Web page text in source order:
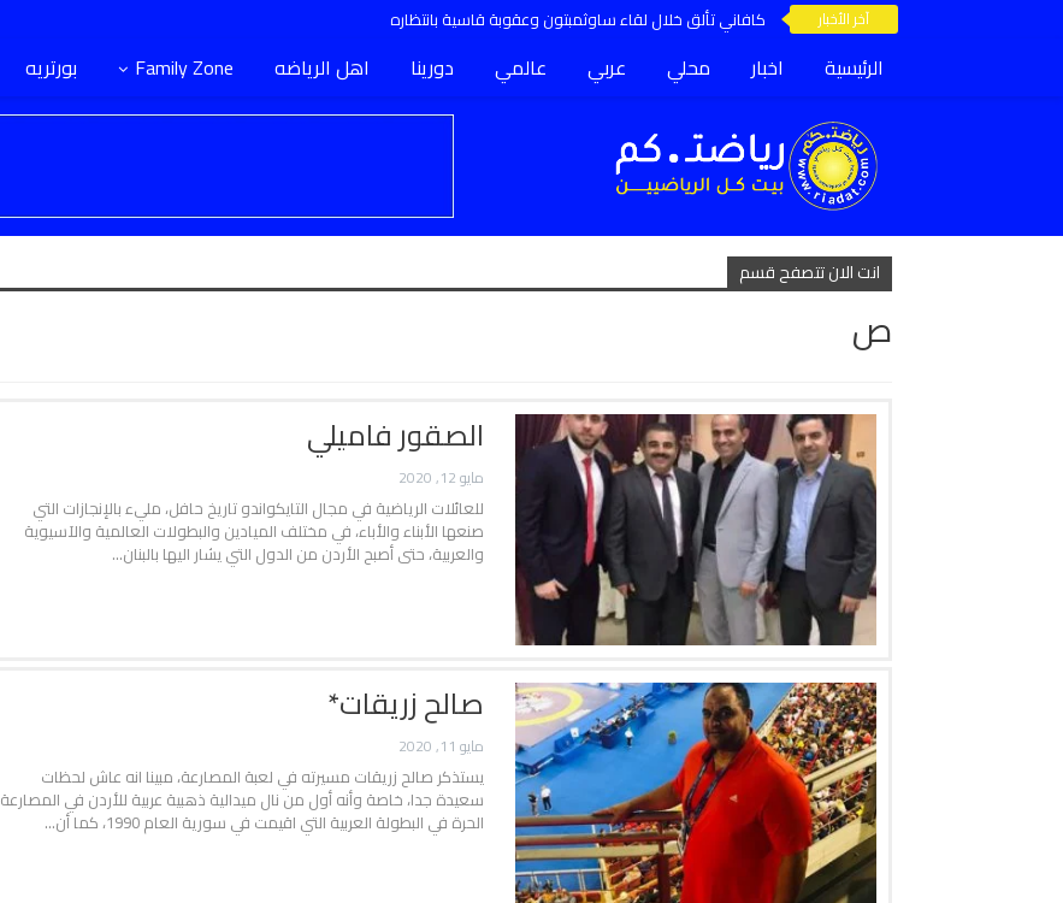
آخر الأخبار كافاني تألق خلال لقاء ساوثمبتون وعقوبة قاسية بانتظاره
الرئيسية اخبار محلي عربي عالمي دورينا اهل الرياضه Family Zone بورتريه
انت الان تتصفح قسم
ص
الصقور فاميلي
مايو 12, 2020
للعائلات الرياضية في مجال التايكواندو تاريخ حافل، مليء بالإنجازات التي
صنعها الأبناء والأباء، في مختلف الميادين والبطولات العالمية والآسيوية
والعربية، حتى أصبح الأردن من الدول التي يشار اليها بالبنان…
صالح زريقات*
مايو 11, 2020
يستذكر صالح زريقات مسيرته في لعبة المصارعة، مبينا انه عاش لحظات
سعيدة جدا، خاصة وأنه أول من نال ميدالية ذهبية عربية للأردن في المصارعة
الحرة في البطولة العربية التي اقيمت في سورية العام 1990، كما أن…